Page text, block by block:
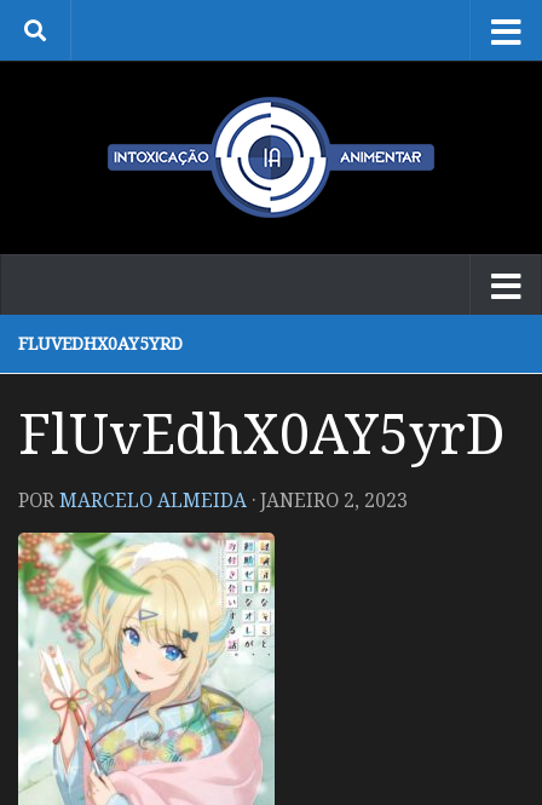
Skip to content
FLUVEDHX0AY5YRD
FlUvEdhX0AY5yrD
PORMARCELO ALMEIDA ·JANEIRO 2, 2023